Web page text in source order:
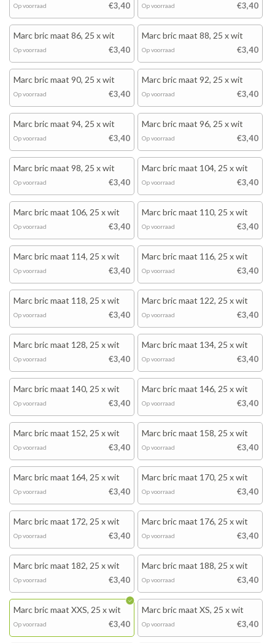
€3,40
Op voorraad €3,40
Op voorraad
Marc bric maat 86, 25 x wit
€3,40
Op voorraad
Marc bric maat 88, 25 x wit
€3,40
Op voorraad
Marc bric maat 90, 25 x wit
€3,40
Op voorraad
Marc bric maat 92, 25 x wit
€3,40
Op voorraad
Marc bric maat 94, 25 x wit
€3,40
Op voorraad
Marc bric maat 96, 25 x wit
€3,40
Op voorraad
Marc bric maat 98, 25 x wit
€3,40
Op voorraad
Marc bric maat 104, 25 x wit
€3,40
Op voorraad
Marc bric maat 106, 25 x wit
€3,40
Op voorraad
Marc bric maat 110, 25 x wit
€3,40
Op voorraad
Marc bric maat 114, 25 x wit
€3,40
Op voorraad
Marc bric maat 116, 25 x wit
€3,40
Op voorraad
Marc bric maat 118, 25 x wit
€3,40
Op voorraad
Marc bric maat 122, 25 x wit
€3,40
Op voorraad
Marc bric maat 128, 25 x wit
€3,40
Op voorraad
Marc bric maat 134, 25 x wit
€3,40
Op voorraad
Marc bric maat 140, 25 x wit
€3,40
Op voorraad
Marc bric maat 146, 25 x wit
€3,40
Op voorraad
Marc bric maat 152, 25 x wit
€3,40
Op voorraad
Marc bric maat 158, 25 x wit
€3,40
Op voorraad
Marc bric maat 164, 25 x wit
€3,40
Op voorraad
Marc bric maat 170, 25 x wit
€3,40
Op voorraad
Marc bric maat 172, 25 x wit
€3,40
Op voorraad
Marc bric maat 176, 25 x wit
€3,40
Op voorraad
Marc bric maat 182, 25 x wit
€3,40
Op voorraad
Marc bric maat 188, 25 x wit
€3,40
Op voorraad
Marc bric maat XXS, 25 x wit
€3,40
Op voorraad
Marc bric maat XS, 25 x wit
€3,40
Op voorraad